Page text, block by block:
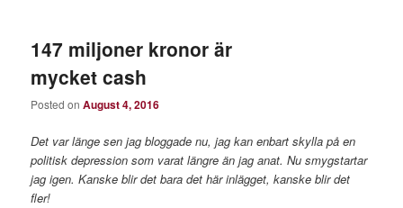
147 miljoner kronor är
mycket cash
Posted onAugust 4, 2016
Det var länge sen jag bloggade nu, jag kan enbart skylla på en
politisk depression som varat längre än jag anat. Nu smygstartar
jag igen. Kanske blir det bara det här inlägget, kanske blir det
fler!